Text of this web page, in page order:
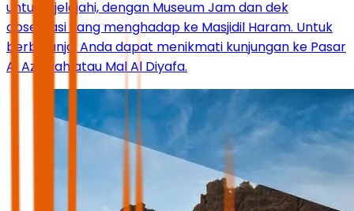
untuk dijelajahi, dengan Museum Jam dan dek
observasi yang menghadap ke Masjidil Haram. Untuk
berbelanja, Anda dapat menikmati kunjungan ke Pasar
Al Aziziyah atau Mal Al Diyafa.